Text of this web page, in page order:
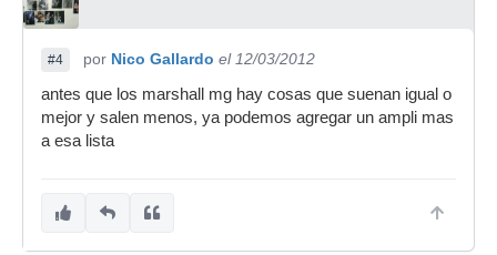
#4 por Nico Gallardo el 12/03/2012
antes que los marshall mg hay cosas que suenan igual o
mejor y salen menos, ya podemos agregar un ampli mas
a esa lista